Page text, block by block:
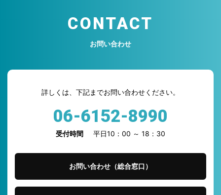
CONTACT
お問い合わせ
詳しくは、下記までお問い合わせください。
06-6152-8990
受付時間 平日10：00 ～ 18：30
お問い合わせ（総合窓口）